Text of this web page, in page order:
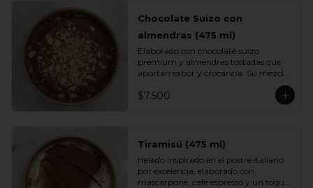
Chocolate Suizo con
almendras (475 ml)
Elaborado con chocolate suizo
premium y almendras tostadas que
aportan sabor y crocancia. Su mezcla
equilibrio perfecto entre intensidad,
dulzor y textura. Un sabor sofisticado
$7.500
Tiramisú (475 ml)
Helado inspirado en el postre italiano
por excelencia, elaborado con
mascarpone, café espresso y un toque